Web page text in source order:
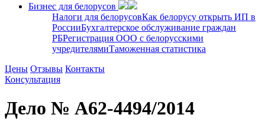
Бизнес для белорусов
Налоги для белорусовКак белорусу открыть ИП в
РоссииБухгалтерское обслуживание граждан
РБРегистрация ООО с белорусскими
учредителямиТаможенная статистика
Цены Отзывы Контакты
Консультация
Дело № А62-4494/2014